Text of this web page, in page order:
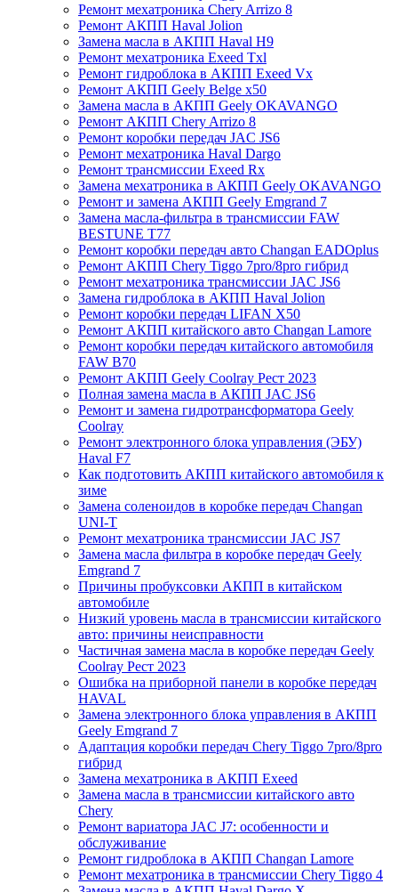
Ремонт мехатроника Chery Arrizo 8
Ремонт АКПП Haval Jolion
Замена масла в АКПП Haval H9
Ремонт мехатроника Exeed Txl
Ремонт гидроблока в АКПП Exeed Vx
Ремонт АКПП Geely Belge x50
Замена масла в АКПП Geely OKAVANGO
Ремонт АКПП Chery Arrizo 8
Ремонт коробки передач JAC JS6
Ремонт мехатроника Haval Dargo
Ремонт трансмиссии Exeed Rx
Замена мехатроника в АКПП Geely OKAVANGO
Ремонт и замена АКПП Geely Emgrand 7
Замена масла-фильтра в трансмиссии FAW
BESTUNE T77
Ремонт коробки передач авто Changan EADOplus
Ремонт АКПП Chery Tiggo 7pro/8pro гибрид
Ремонт мехатроника трансмиссии JAC JS6
Замена гидроблока в АКПП Haval Jolion
Ремонт коробки передач LIFAN X50
Ремонт АКПП китайского авто Changan Lamore
Ремонт коробки передач китайского автомобиля
FAW B70
Ремонт АКПП Geely Coolray Pест 2023
Полная замена масла в АКПП JAC JS6
Ремонт и замена гидротрансформатора Geely
Coolray
Ремонт электронного блока управления (ЭБУ)
Haval F7
Как подготовить АКПП китайского автомобиля к
зиме
Замена соленоидов в коробке передач Changan
UNI-T
Ремонт мехатроника трансмиссии JAC JS7
Замена масла фильтра в коробке передач Geely
Emgrand 7
Причины пробуксовки АКПП в китайском
автомобиле
Низкий уровень масла в трансмиссии китайского
авто: причины неисправности
Частичная замена масла в коробке передач Geely
Coolray Pест 2023
Ошибка на приборной панели в коробке передач
HAVAL
Замена электронного блока управления в АКПП
Geely Emgrand 7
Адаптация коробки передач Chery Tiggo 7pro/8pro
гибрид
Замена мехатроника в АКПП Exeed
Замена масла в трансмиссии китайского авто
Chery
Ремонт вариатора JAC J7: особенности и
обслуживание
Ремонт гидроблока в АКПП Changan Lamore
Ремонт мехатроника в трансмиссии Chery Tiggo 4